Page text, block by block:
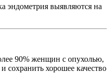
эндометрия выявляются на
90% женщин с опухолью,
хорошее качество